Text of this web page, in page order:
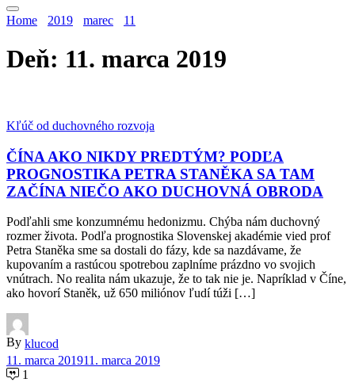
Home 2019 marec 11
Deň: 11. marca 2019
Kľúč od duchovného rozvoja
ČÍNA AKO NIKDY PREDTÝM? PODĽA
PROGNOSTIKA PETRA STANĚKA SA TAM
ZAČÍNA NIEČO AKO DUCHOVNÁ OBRODA
Podľahli sme konzumnému hedonizmu. Chýba nám duchovný
rozmer života. Podľa prognostika Slovenskej akadémie vied prof
Petra Staněka sme sa dostali do fázy, kde sa nazdávame, že
kupovaním a rastúcou spotrebou zaplníme prázdno vo svojich
vnútrach. No realita nám ukazuje, že to tak nie je. Napríklad v Číne,
ako hovorí Staněk, už 650 miliónov ľudí túži […]
By klucod
11. marca 201911. marca 2019
1